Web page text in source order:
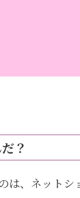
？
は、ネットシ